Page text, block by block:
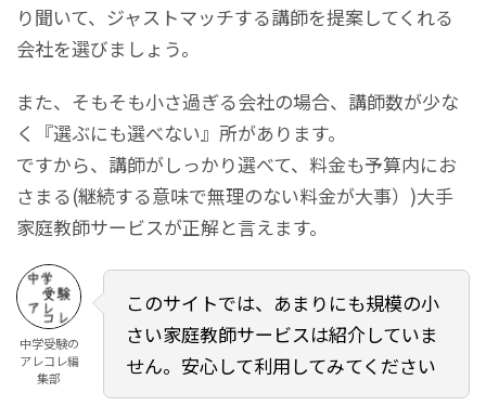
り聞いて、ジャストマッチする講師を提案してくれる
会社を選びましょう。
また、そもそも小さ過ぎる会社の場合、講師数が少な
く『選ぶにも選べない』所があります。
ですから、講師がしっかり選べて、料金も予算内にお
さまる(継続する意味で無理のない料金が大事）)大手
家庭教師サービスが正解と言えます。
中学受験の
アレコレ編
集部
このサイトでは、あまりにも規模の小
さい家庭教師サービスは紹介していま
せん。安心して利用してみてください